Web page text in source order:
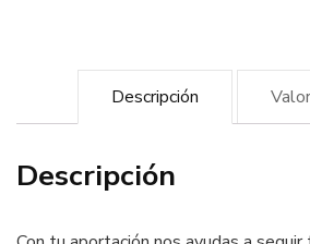
Descripción
Descripción